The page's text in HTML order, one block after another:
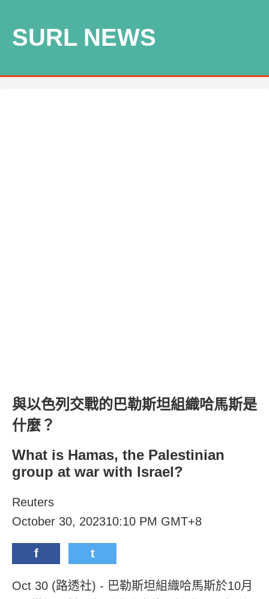
SURL NEWS
與以色列交戰的巴勒斯坦組織哈馬斯是
什麼？
What is Hamas, the Palestinian
group at war with Israel?
Reuters
October 30, 202310:10 PM GMT+8
f t
Oct 30 (路透社) - 巴勒斯坦組織哈馬斯於10月